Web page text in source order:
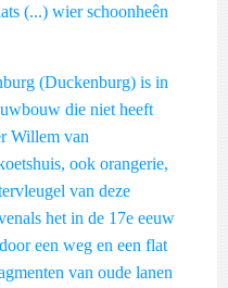
(...) wier schoonheên
(Duckenburg) is in
die niet heeft
Willem van
ook orangerie,
van deze
het in de 17e eeuw
een weg en een flat
van oude lanen